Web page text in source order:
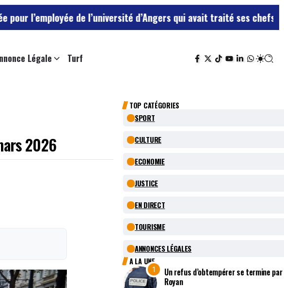
de l’université d’Angers qui avait traité ses chefs de “chiens”
Légale Turf
2026
TOP CATÉGORIES
SPORT
CULTURE
ECONOMIE
JUSTICE
EN DIRECT
TOURISME
ANNONCES LÉGALES
A LA UNE
Un refus d’obtempérer se termine
Royan